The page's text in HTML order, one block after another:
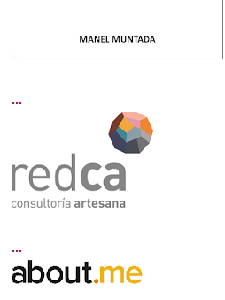
...
...